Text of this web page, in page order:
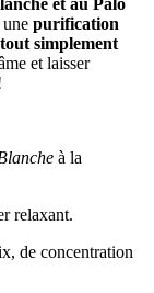
purification
simplement
et laisser
à la
relaxant.
de concentration